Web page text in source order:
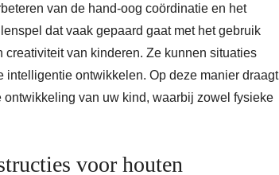
van de hand-oog coördinatie en het
dat vaak gepaard gaat met het gebruik
van kinderen. Ze kunnen situaties
ontwikkelen. Op deze manier draagt
van uw kind, waarbij zowel fysieke
voor houten